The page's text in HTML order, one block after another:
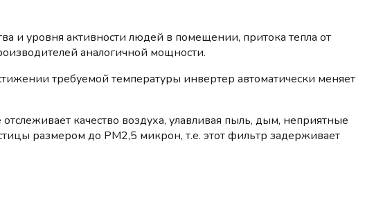
и уровня активности людей в помещении, притока тепла от
аналогичной мощности.
требуемой температуры инвертер автоматически меняет
качество воздуха, улавливая пыль, дым, неприятные
размером до PM2,5 микрон, т.е. этот фильтр задерживает